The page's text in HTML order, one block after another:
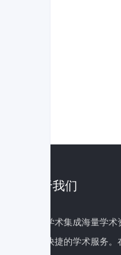
关于我们
百度学术集成海量学
全面快捷的学术服务